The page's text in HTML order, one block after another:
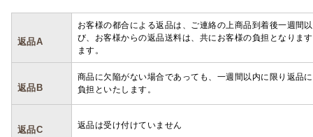
返品A
お客様の都合による返品は、ご連絡の上商品到着後一週間
び、お客様からの返品送料は、共にお客様の負担となりま
ます。
返品B
商品に欠陥がない場合であっても、一週間以内に限り返品
負担といたします。
返品C 返品は受け付けていません